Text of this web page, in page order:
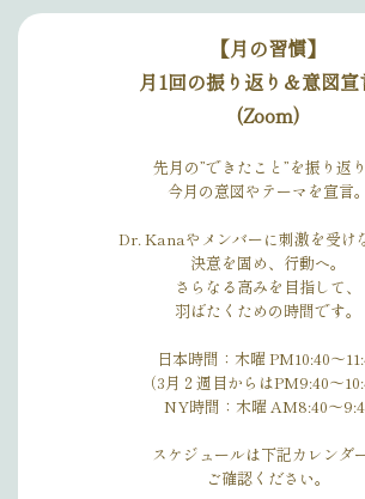
【月の習慣】
月1回の振り返り＆意図
(Zoom)
先月の”できたこと”を振り返り
今月の意図やテーマを宣言。
Dr. Kanaやメンバーに刺激を受け
決意を固め、行動へ。
さらなる高みを目指して、
羽ばたくための時間です。
日本時間：木曜 PM10:40〜
（3月２週目からはPM9:40〜
NY時間：木曜 AM8:40〜
スケジュールは下記カレンダ
ご確認ください。